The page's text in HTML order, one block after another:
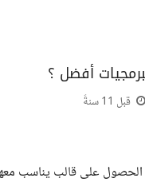
أفضل ؟
قبل 11 سنةً
الحصول على قالب يناسب